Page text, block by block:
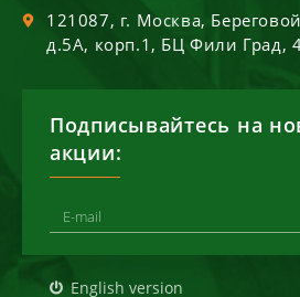
121087, г. Москва,
д.5А, корп.1, БЦ Фили Град,
Подписывайтесь на
акции:
English version